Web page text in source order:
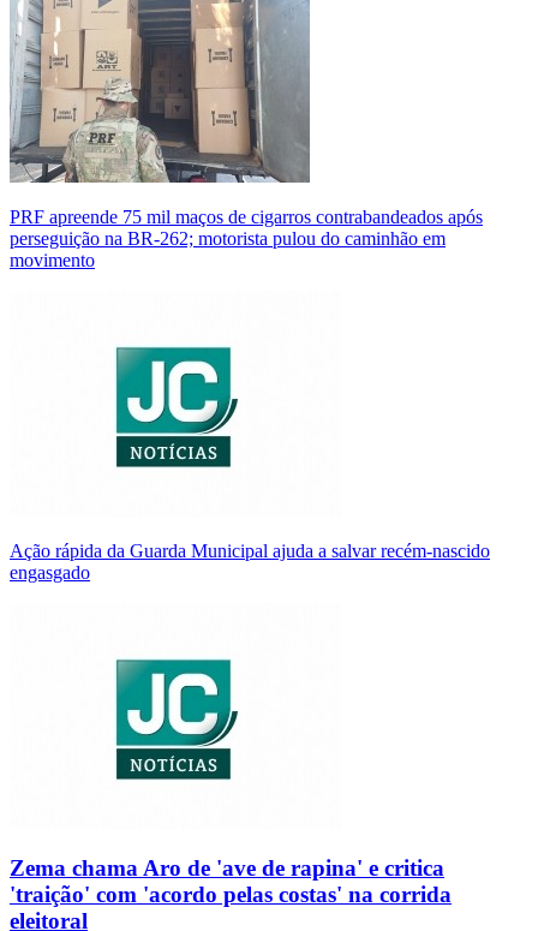
PRF apreende 75 mil maços de cigarros contrabandeados após
perseguição na BR-262; motorista pulou do caminhão em
movimento
Ação rápida da Guarda Municipal ajuda a salvar recém-nascido
engasgado
Zema chama Aro de 'ave de rapina' e critica
'traição' com 'acordo pelas costas' na corrida
eleitoral